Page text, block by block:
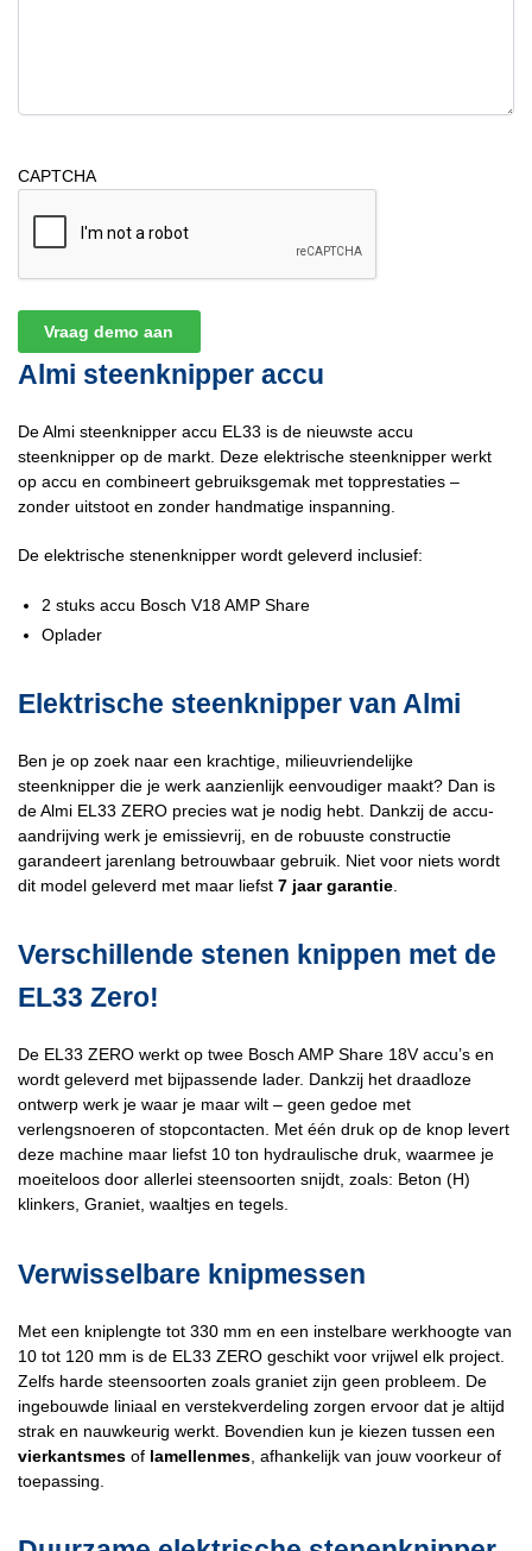
CAPTCHA
Almi steenknipper accu
De Almi steenknipper accu EL33 is de nieuwste accu
steenknipper op de markt. Deze elektrische steenknipper werkt
op accu en combineert gebruiksgemak met topprestaties –
zonder uitstoot en zonder handmatige inspanning.
De elektrische stenenknipper wordt geleverd inclusief:
2 stuks accu Bosch V18 AMP Share
Oplader
Elektrische steenknipper van Almi
Ben je op zoek naar een krachtige, milieuvriendelijke
steenknipper die je werk aanzienlijk eenvoudiger maakt? Dan is
de Almi EL33 ZERO precies wat je nodig hebt. Dankzij de accu-
aandrijving werk je emissievrij, en de robuuste constructie
garandeert jarenlang betrouwbaar gebruik. Niet voor niets wordt
dit model geleverd met maar liefst 7 jaar garantie
Verschillende stenen knippen met de
EL33 Zero!
De EL33 ZERO werkt op twee Bosch AMP Share 18V accu’s en
wordt geleverd met bijpassende lader. Dankzij het draadloze
ontwerp werk je waar je maar wilt – geen gedoe met
verlengsnoeren of stopcontacten. Met één druk op de knop levert
deze machine maar liefst 10 ton hydraulische druk, waarmee je
moeiteloos door allerlei steensoorten snijdt, zoals: Beton (H)
klinkers, Graniet, waaltjes en tegels.
Verwisselbare knipmessen
Met een kniplengte tot 330 mm en een instelbare werkhoogte van
10 tot 120 mm is de EL33 ZERO geschikt voor vrijwel elk project.
Zelfs harde steensoorten zoals graniet zijn geen probleem. De
ingebouwde liniaal en verstekverdeling zorgen ervoor dat je altijd
strak en nauwkeurig werkt. Bovendien kun je kiezen tussen een
vierkantsmes of lamellenmes , afhankelijk van jouw voorkeur of
toepassing.